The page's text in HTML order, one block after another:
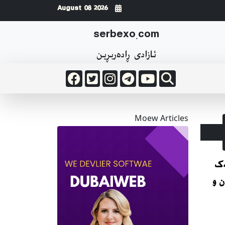
serbexo.com
ئازادی ڕاده‌ربڕین
2026 August 08
و
Moew Articles